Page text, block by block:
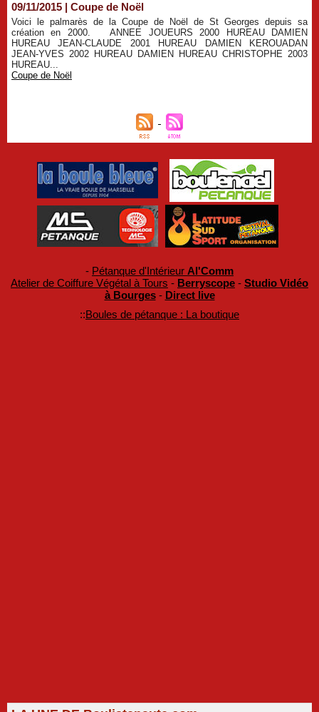
09/11/2015 | Coupe de Noël
Voici le palmarès de la Coupe de Noël de St Georges depuis sa
création en 2000. ANNEE JOUEURS 2000 HUREAU DAMIEN
HUREAU JEAN-CLAUDE 2001 HUREAU DAMIEN KEROUADAN
JEAN-YVES 2002 HUREAU DAMIEN HUREAU CHRISTOPHE 2003
HUREAU...
Coupe de Noël
- Pétanque d'Intérieur Al'Comm
Atelier de Coiffure Végétal à Tours - Berryscope - Studio Vidéo
à Bourges- Direct live
::Boules de pétanque : La boutique